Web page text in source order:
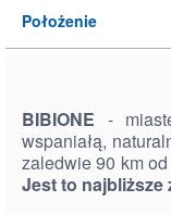
Położenie
BIBIONE -
wspaniałą,
zaledwie 90 km
Jest to najbliższe